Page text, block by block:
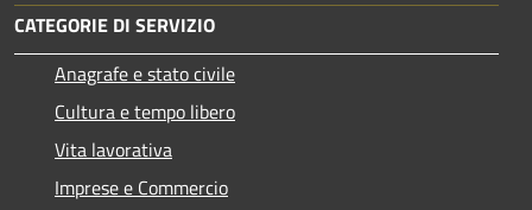
CATEGORIE DI SERVIZIO
Anagrafe e stato civile
Cultura e tempo libero
Vita lavorativa
Imprese e Commercio